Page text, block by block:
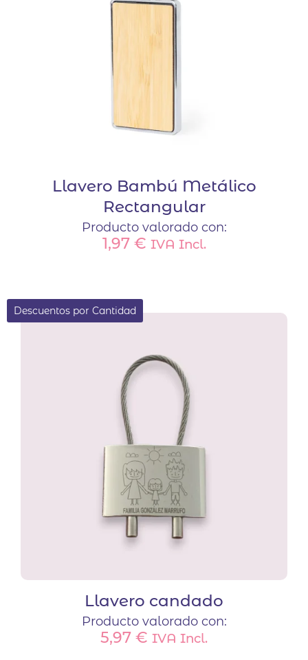
Llavero Bambú Metálico
Rectangular
Producto valorado con:
1,97 € IVA Incl.
Descuentos por Cantidad
Llavero candado
Producto valorado con:
5,97 € IVA Incl.